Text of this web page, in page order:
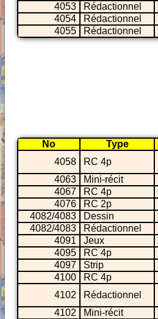
4053
Rédactionnel
4054
Rédactionnel
4055
Rédactionnel
No Type
4058
RC 4p
4063
Mini-récit
4067
RC 4p
4076
RC 2p
4082/4083
Dessin
4082/4083
Rédactionnel
4091
Jeux
4095
RC 4p
4097
Strip
4100
RC 4p
4102
Rédactionnel
4102
Mini-récit